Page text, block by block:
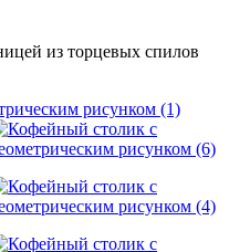
из торцевых спилов